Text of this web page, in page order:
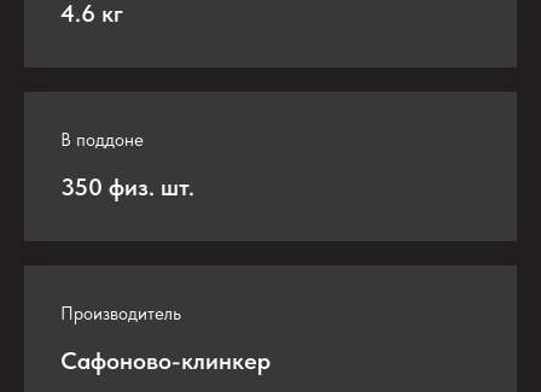
4.6 кг
В поддоне
350 физ. шт.
Производитель
Сафоново-клинкер